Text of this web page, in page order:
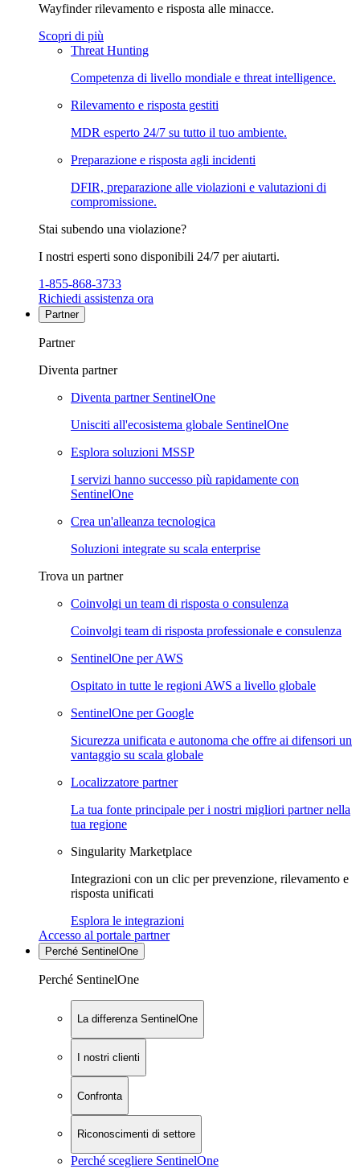
Wayfinder rilevamento e risposta alle minacce.
Scopri di più
Threat Hunting
Competenza di livello mondiale e threat intelligence.
Rilevamento e risposta gestiti
MDR esperto 24/7 su tutto il tuo ambiente.
Preparazione e risposta agli incidenti
DFIR, preparazione alle violazioni e valutazioni di
compromissione.
Stai subendo una violazione?
I nostri esperti sono disponibili 24/7 per aiutarti.
1-855-868-3733
Richiedi assistenza ora
Partner
Partner
Diventa partner
Diventa partner SentinelOne
Unisciti all'ecosistema globale SentinelOne
Esplora soluzioni MSSP
I servizi hanno successo più rapidamente con
SentinelOne
Crea un'alleanza tecnologica
Soluzioni integrate su scala enterprise
Trova un partner
Coinvolgi un team di risposta o consulenza
Coinvolgi team di risposta professionale e consulenza
SentinelOne per AWS
Ospitato in tutte le regioni AWS a livello globale
SentinelOne per Google
Sicurezza unificata e autonoma che offre ai difensori un
vantaggio su scala globale
Localizzatore partner
La tua fonte principale per i nostri migliori partner nella
tua regione
Singularity Marketplace
Integrazioni con un clic per prevenzione, rilevamento e
risposta unificati
Esplora le integrazioni
Accesso al portale partner
Perché SentinelOne
Perché SentinelOne
La differenza SentinelOne
I nostri clienti
Confronta
Riconoscimenti di settore
Perché scegliere SentinelOne